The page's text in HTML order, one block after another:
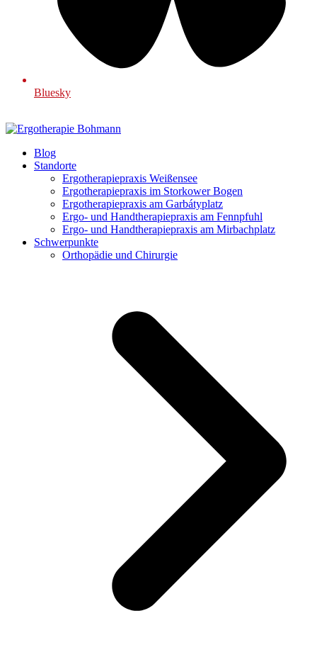
Bluesky
Blog
Standorte
Ergotherapiepraxis Weißensee
Ergotherapiepraxis im Storkower Bogen
Ergotherapiepraxis am Garbátyplatz
Ergo- und Handtherapiepraxis am Fennpfuhl
Ergo- und Handtherapiepraxis am Mirbachplatz
Schwerpunkte
Orthopädie und Chirurgie